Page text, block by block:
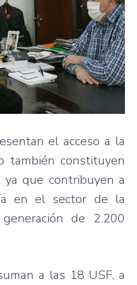
el acceso a la
también constituyen
ya que contribuyen a
en el sector de la
de 2.200
a las 18 USF, a